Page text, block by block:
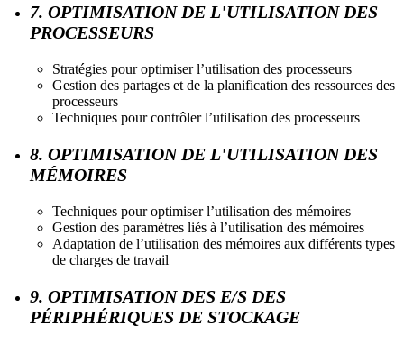
7. OPTIMISATION DE L'UTILISATION DES
PROCESSEURS
Stratégies pour optimiser l’utilisation des processeurs
Gestion des partages et de la planification des ressources des
processeurs
Techniques pour contrôler l’utilisation des processeurs
8. OPTIMISATION DE L'UTILISATION DES
MÉMOIRES
Techniques pour optimiser l’utilisation des mémoires
Gestion des paramètres liés à l’utilisation des mémoires
Adaptation de l’utilisation des mémoires aux différents types
de charges de travail
9. OPTIMISATION DES E/S DES
PÉRIPHÉRIQUES DE STOCKAGE